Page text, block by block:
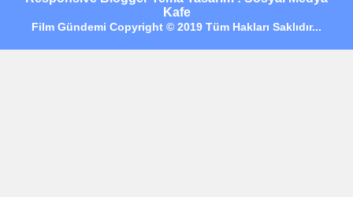
Kafe
Film Gündemi Copyright © 2019 Tüm Hakları Saklıdır...